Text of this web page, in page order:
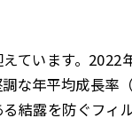
ています。
な年平均成長率
結露を防ぐフィ